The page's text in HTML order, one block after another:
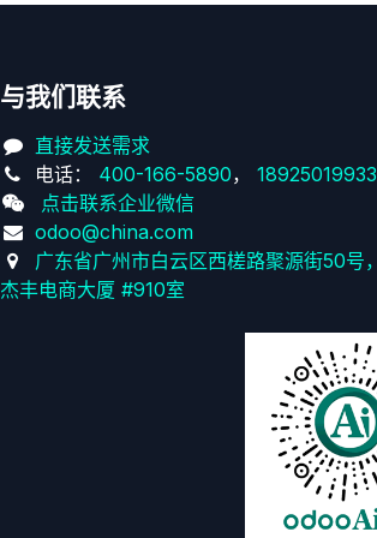
与我们联系
直接发送需求
电话： 400-166-5890， 18925019933
点击联系企业微信
odoo@china.com
广东省广州市白云区西槎路聚源街50号，
杰丰电商大厦 #910室